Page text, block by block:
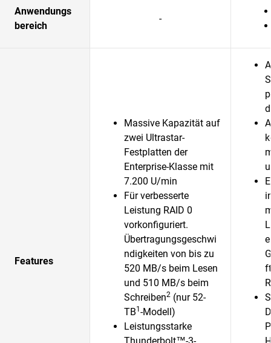
Anwendungs
bereich
-
Features
Massive Kapazität auf
zwei Ultrastar-
Festplatten der
Enterprise-Klasse mit
7.200 U/min
Für verbesserte
Leistung RAID 0
vorkonfiguriert.
Übertragungsgeschwi
ndigkeiten von bis zu
520 MB/s beim Lesen
und 510 MB/s beim
Schreiben2 (nur 52-
TB1-Modell)
Leistungsstarke